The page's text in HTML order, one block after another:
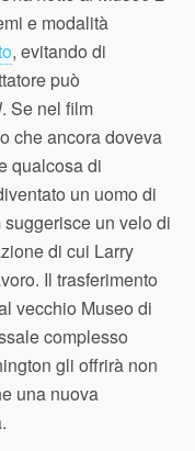
e modalità
, evitando di
può
. Se nel film
che ancora doveva
qualcosa di
un uomo di
un velo di
di cui Larry
Il trasferimento
vecchio Museo di
complesso
gli offrirà non
una nuova